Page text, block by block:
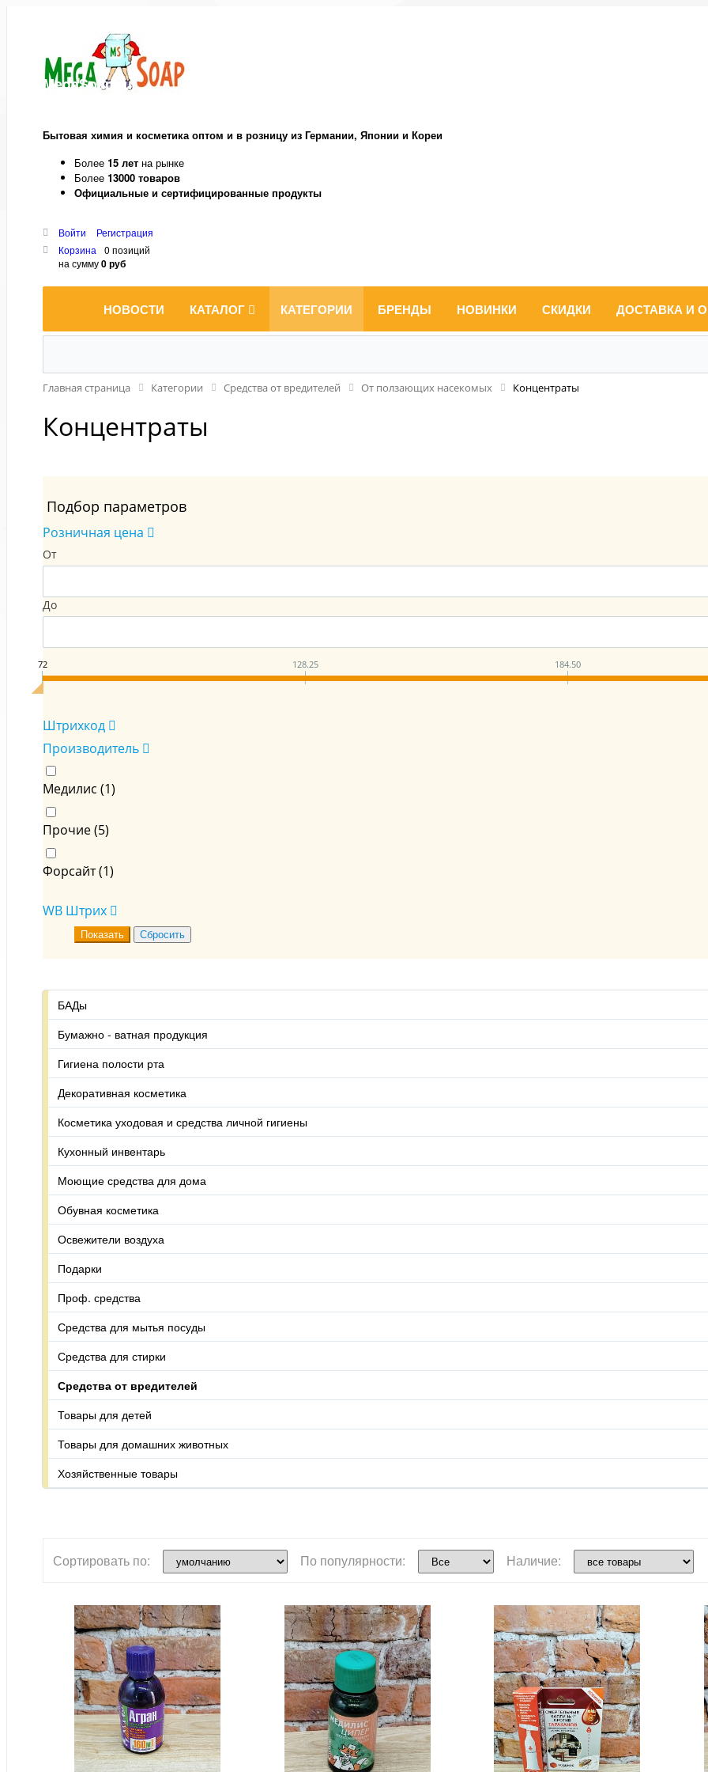
MegaSoap.ru
Бытовая химия и косметика оптом и в розницу из Германии, Японии и Кореи
Более 15 лет на рынке
Более 13000 товаров
Официальные и сертифицированные продукты
Войти
Регистрация
Корзина
0 позиций
на сумму0 руб
НОВОСТИ КАТАЛОГ КАТЕГОРИИ БРЕНДЫ НОВИНКИ СКИДКИ ДОСТАВКА И
Главная страница Категории Средства от вредителей От ползающих насекомых Концентраты
Концентраты
Подбор параметров
Розничная цена
От
До
72 128.25 184.50
Штрихкод
Производитель
Медилис (1)
Прочие (5)
Форсайт (1)
WB Штрих
БАДы
Бумажно - ватная продукция
Гигиена полости рта
Декоративная косметика
Косметика уходовая и средства личной гигиены
Кухонный инвентарь
Моющие средства для дома
Обувная косметика
Освежители воздуха
Подарки
Проф. средства
Средства для мытья посуды
Средства для стирки
Средства от вредителей
Товары для детей
Товары для домашних животных
Хозяйственные товары
Сортировать по: По популярности: Наличие: